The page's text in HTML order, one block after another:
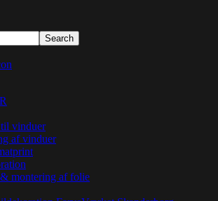
vinduer
af vinduer
montering af folie